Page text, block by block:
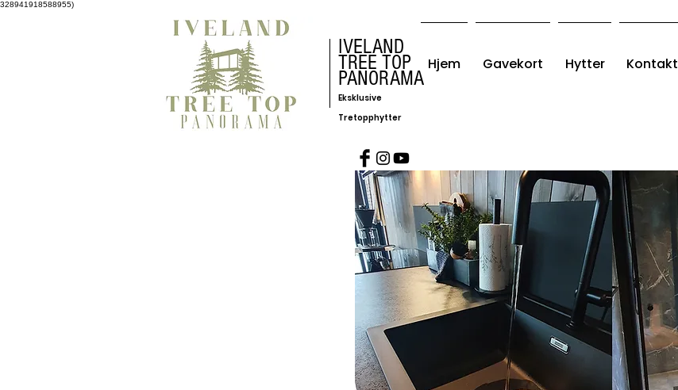
328941918588955)
IVELAND
TREE TOP
PANORAMA
Eksklusive
Tretopphytter
Hjem Gavekort Hytter Kontakt